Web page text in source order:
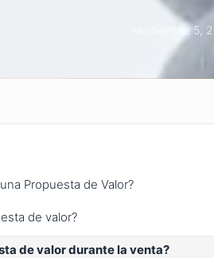
septiembre 5,
Propuesta de Valor?
de valor?
de valor durante la venta?